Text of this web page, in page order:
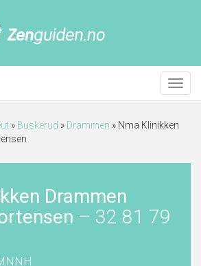
Meny
» Buskerud » Drammen » Nma Klinikken
Drammen
– 32 81 79